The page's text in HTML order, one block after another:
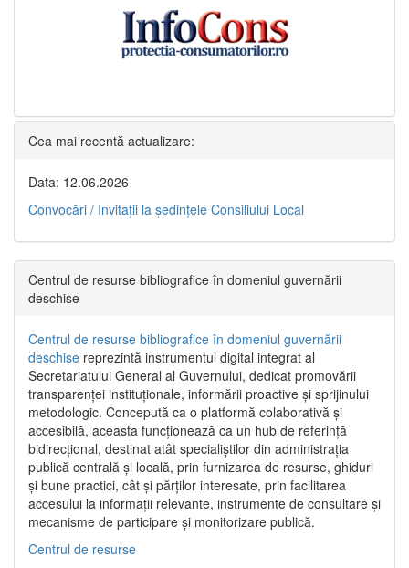
Cea mai recentă actualizare:
Data: 12.06.2026
Convocări / Invitaţii la şedinţele Consiliului Local
Centrul de resurse bibliografice în domeniul guvernării
deschise
Centrul de resurse bibliografice în domeniul guvernării
deschise reprezintă instrumentul digital integrat al
Secretariatului General al Guvernului, dedicat promovării
transparenței instituționale, informării proactive și sprijinului
metodologic. Concepută ca o platformă colaborativă și
accesibilă, aceasta funcționează ca un hub de referință
bidirecțional, destinat atât specialiștilor din administrația
publică centrală și locală, prin furnizarea de resurse, ghiduri
și bune practici, cât și părților interesate, prin facilitarea
accesului la informații relevante, instrumente de consultare și
mecanisme de participare și monitorizare publică.
Centrul de resurse